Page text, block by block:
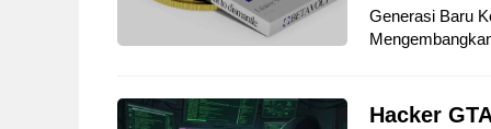
Generasi Baru
Hacker